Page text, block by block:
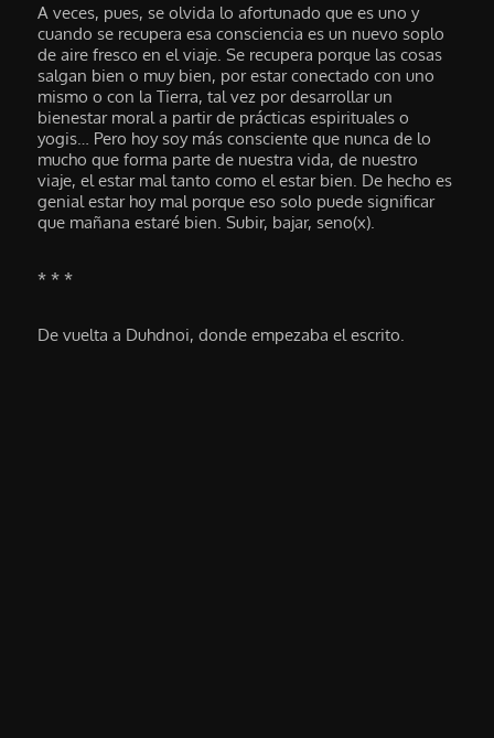
A veces, pues, se olvida lo afortunado que es uno y
cuando se recupera esa consciencia es un nuevo soplo
de aire fresco en el viaje. Se recupera porque las cosas
salgan bien o muy bien, por estar conectado con uno
mismo o con la Tierra, tal vez por desarrollar un
bienestar moral a partir de prácticas espirituales o
yogis… Pero hoy soy más consciente que nunca de lo
mucho que forma parte de nuestra vida, de nuestro
viaje, el estar mal tanto como el estar bien. De hecho es
genial estar hoy mal porque eso solo puede significar
que mañana estaré bien. Subir, bajar, seno(x).
* * *
De vuelta a Duhdnoi, donde empezaba el escrito.